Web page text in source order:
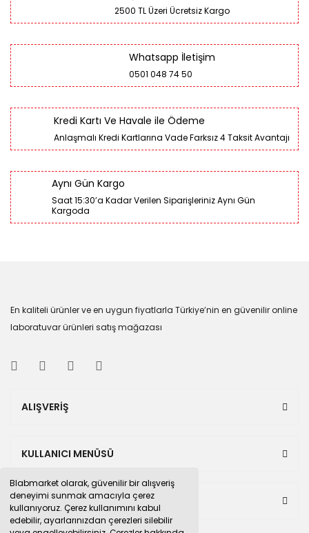
Blabmarket olarak, güvenilir bir alışveriş
deneyimi sunmak amacıyla çerez
kullanıyoruz. Çerez kullanımını kabul
edebilir, ayarlarınızdan çerezleri silebilir
2500 TL Üzeri Ücretsiz Kargo
Whatsapp İletişim
0501 048 74 50
Kredi Kartı Ve Havale ile Ödeme
Anlaşmalı Kredi Kartlarına Vade Farksız 4 Taksit Avantajı
Aynı Gün Kargo
Saat 15:30’a Kadar Verilen Siparişleriniz Aynı Gün
Kargoda
En kaliteli ürünler ve en uygun fiyatlarla Türkiye’nin en güvenilir online
laboratuvar ürünleri satış mağazası
ALIŞVERİŞ
KULLANICI MENÜSÜ
BULUNDUĞUMUZ PAZAR YERLERİ